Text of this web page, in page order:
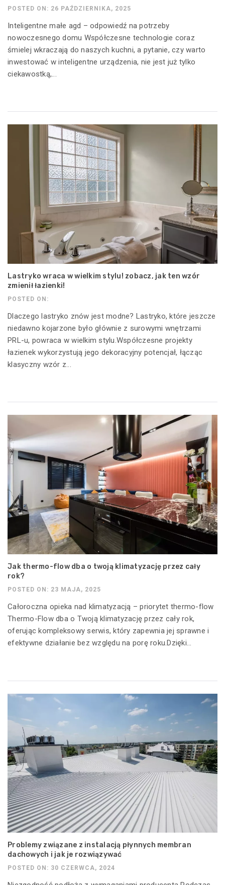
POSTED ON: 26 PAŹDZIERNIKA, 2025
Inteligentne małe agd – odpowiedź na potrzeby
nowoczesnego domu Współczesne technologie coraz
śmielej wkraczają do naszych kuchni, a pytanie, czy warto
inwestować w inteligentne urządzenia, nie jest już tylko
ciekawostką,...
Lastryko wraca w wielkim stylu! zobacz, jak ten wzór
zmienił łazienki!
POSTED ON:
Dlaczego lastryko znów jest modne? Lastryko, które jeszcze
niedawno kojarzone było głównie z surowymi wnętrzami
PRL-u, powraca w wielkim stylu.Współczesne projekty
łazienek wykorzystują jego dekoracyjny potencjał, łącząc
klasyczny wzór z...
Jak thermo-flow dba o twoją klimatyzację przez cały
rok?
POSTED ON: 23 MAJA, 2025
Całoroczna opieka nad klimatyzacją – priorytet thermo-flow
Thermo-Flow dba o Twoją klimatyzację przez cały rok,
oferując kompleksowy serwis, który zapewnia jej sprawne i
efektywne działanie bez względu na porę roku.Dzięki...
Problemy związane z instalacją płynnych membran
dachowych i jak je rozwiązywać
POSTED ON: 30 CZERWCA, 2024